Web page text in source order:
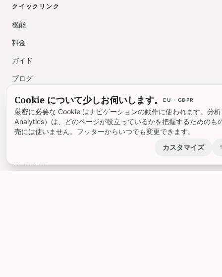
クイックリンク
機能
料金
ガイド
ブログ
旅行者向け
ファミリー
Cookie について少しお伺いします。 EU · GDPR
厳密に必要な Cookie はナビゲーションの動作に使われます。分
Analytics）は、どのページが役立っているかを把握するためのも
売には使いません。フッターからいつでも変更できます。
カスタマイズ